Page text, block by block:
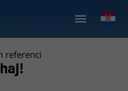
referenci